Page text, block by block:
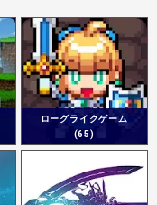
ローグライクゲーム
(65)